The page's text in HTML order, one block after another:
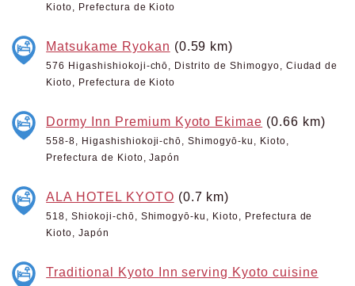
Kioto, Prefectura de Kioto
Matsukame Ryokan (0.59 km)
576 Higashishiokoji-chō, Distrito de Shimogyo, Ciudad de
Kioto, Prefectura de Kioto
Dormy Inn Premium Kyoto Ekimae (0.66 km)
558-8, Higashishiokoji-chō, Shimogyō-ku, Kioto,
Prefectura de Kioto, Japón
ALA HOTEL KYOTO (0.7 km)
518, Shiokoji-chō, Shimogyō-ku, Kioto, Prefectura de
Kioto, Japón
Traditional Kyoto Inn serving Kyoto cuisine